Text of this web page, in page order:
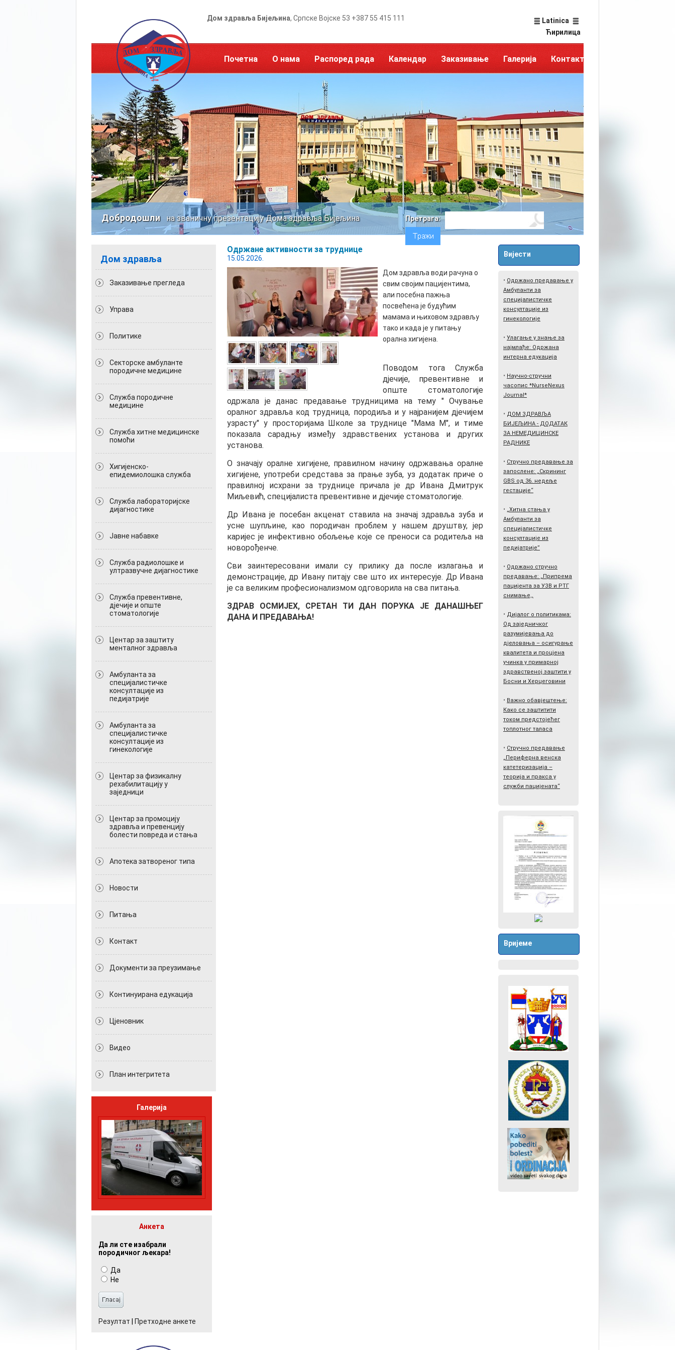
Дом здравља Бијељина, Српске Војске 53 +387 55 415 111
Latinica
Ћирилица
Почетна О нама Распоред рада Календар Заказивање Галерија Контакт
Добродошлина званичну презентацију Дома здравља Бијељина Претрага:
Дом здравља
Заказивање прегледа
Управа
Политикe
Секторске амбуланте
породичне медицине
Служба породичне
медицине
Служба хитне медицинске
помоћи
Хигијенско-
епидемиолошка служба
Служба лабораторијске
дијагностике
Јавне набавке
Служба радиолошке и
ултразвучне дијагностике
Служба превентивне,
дјечије и опште
стоматологије
Центар за заштиту
менталног здравља
Амбуланта за
специјалистичке
консултације из
педијатрије
Амбуланта за
специјалистичке
консултације из
гинекологије
Центар за физикалну
рехабилитацију у
заједници
Центар за промоцију
здравља и превенцију
болести повреда и стања
Апотека затвореног типа
Новости
Питања
Контакт
Документи за преузимање
Континуирана едукација
Цјеновник
Видео
План интегритета
Галерија
Анкета
Да ли сте изабрали
породичног љекара!
Да
Не
Резултат Претходне анкете
Одржане активности за труднице
15.05.2026.
Дом здравља води рачуна о
свим својим пацијентима,
али посебна пажња
посвећена је будућим
мамама и њиховом здрављу
тако и када је у питању
орална хигијена.
Поводом тога Служба
дјечије, превентивне и
опште стоматологије
одржала је данас предавање трудницима на тему " Очување
оралног здравља код трудница, породиља и у најранијем дјечијем
узрасту" у просторијама Школе за труднице "Мама М", и тиме
показала сарадњу између здравствених установа и других
установа.
О значају оралне хигијене, правилном начину одржавања оралне
хигијене, употреби средстава за прање зуба, уз додатак приче о
правилној исхрани за труднице причала је др Ивана Дмитрук
Миљевић, специјалиста превентивне и дјечије стоматологије.
Др Ивана је посебан акценат ставила на значај здравља зуба и
усне шупљине, као породичан проблем у нашем друштву, јер
каријес је инфективно обољење које се преноси са родитеља на
новорођенче.
Сви заинтересовани имали су прилику да после излагања и
демонстрације, др Ивану питају све што их интересује. Др Ивана
је са великим професионализмом одговорила на сва питања.
ЗДРАВ ОСМИЈЕХ, СРЕТАН ТИ ДАН ПОРУКА ЈЕ ДАНАШЊЕГ
ДАНА И ПРЕДАВАЊА!
Вијести
• Одржано предавање у
Амбуланти за
специјалистичке
консултације из
гинекологије
• Улагање у знање за
најмлађе: Одржана
интерна едукација
• Научно-стручни
часопис *NurseNexus
Journal*
• ДОМ ЗДРАВЉА
БИЈЕЉИНА - ДОДАТАК
ЗА НЕМЕДИЦИНСКЕ
РАДНИКЕ
• Стручно предавање за
запослене: „Скрининг
GBS од 36. недеље
гестације“
• „Хитна стања у
Амбуланти за
специјалистичке
консултације из
педијатрије”
• Одржано стручно
предавање: „Припрема
пацијента за УЗВ и РТГ
снимање,,
• Дијалог о политикама:
Од заједничког
разумијевања до
дјеловања – осигурање
квалитета и процјена
учинка у примарној
здравственој заштити у
Босни и Херцеговини
• Важно обавјештење:
Како се заштитити
током предстојећег
топлотног таласа
• Стручно предавање
„Периферна венска
катетеризација –
теорија и пракса у
служби пацијената“
Вријеме